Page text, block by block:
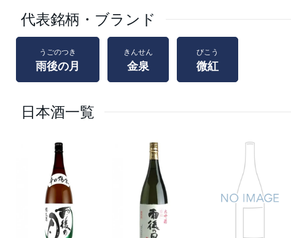
代表銘柄・ブランド
うごのつき
雨後の月
きんせん
金泉
びこう
微紅
日本酒一覧